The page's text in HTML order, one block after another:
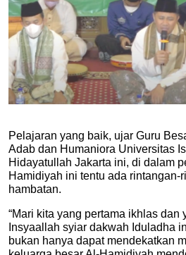
Pelajaran yang baik, ujar Guru
Adab dan Humaniora Universitas
Hidayatullah Jakarta ini, di dalam
Hamidiyah ini tentu ada rintangan-
hambatan.
“Mari kita yang pertama ikhlas dan
Insyaallah syiar dakwah Iduladha
bukan hanya dapat mendekatkan